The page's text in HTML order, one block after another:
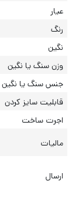
عیار
رنگ
نگین
وزن سنگ یا نگین
جنس سنگ یا نگین
قابلیت سایز کردن
اجرت ساخت
مالیات
ارسال